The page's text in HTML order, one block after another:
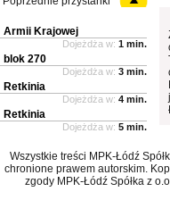
Armii Krajowej
Dojeżdża w: 1 min.
blok 270
Dojeżdża w: 3 min.
Retkinia
Dojeżdża w: 4 min.
Retkinia
Dojeżdża w: 5 min.
Wszystkie treści MPK-Łódź
chronione prawem autorskim.
zgody MPK-Łódź Spółka z